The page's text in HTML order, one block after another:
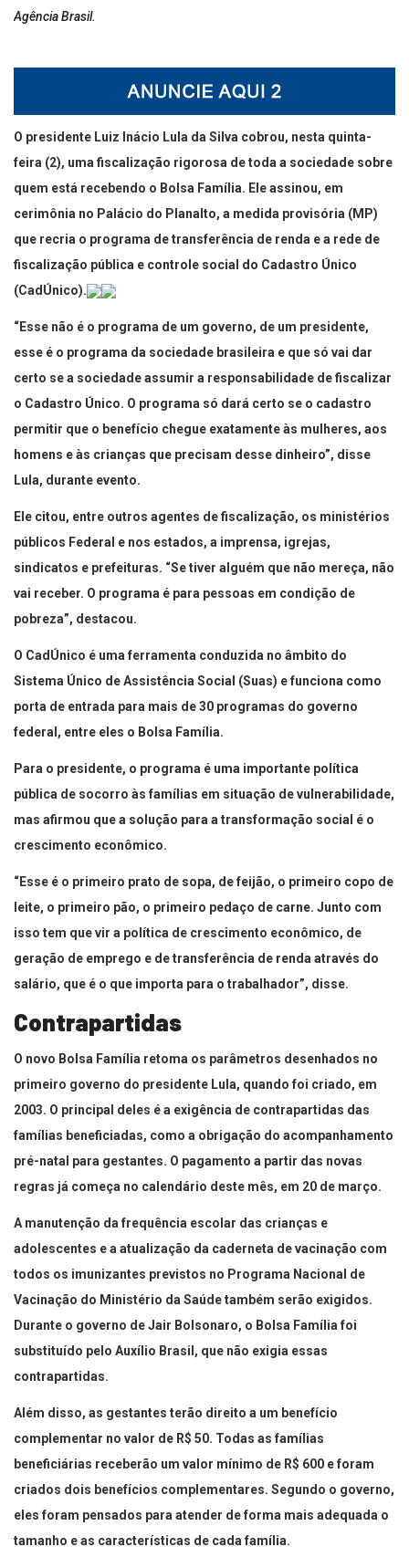
Agência Brasil.
O presidente Luiz Inácio Lula da Silva cobrou, nesta quinta-
feira (2), uma fiscalização rigorosa de toda a sociedade sobre
quem está recebendo o Bolsa Família. Ele assinou, em
cerimônia no Palácio do Planalto, a medida provisória (MP)
que recria o programa de transferência de renda e a rede de
fiscalização pública e controle social do Cadastro Único
(CadÚnico).
“Esse não é o programa de um governo, de um presidente,
esse é o programa da sociedade brasileira e que só vai dar
certo se a sociedade assumir a responsabilidade de fiscalizar
o Cadastro Único. O programa só dará certo se o cadastro
permitir que o benefício chegue exatamente às mulheres, aos
homens e às crianças que precisam desse dinheiro”, disse
Lula, durante evento.
Ele citou, entre outros agentes de fiscalização, os ministérios
públicos Federal e nos estados, a imprensa, igrejas,
sindicatos e prefeituras. “Se tiver alguém que não mereça, não
vai receber. O programa é para pessoas em condição de
pobreza”, destacou.
O CadÚnico é uma ferramenta conduzida no âmbito do
Sistema Único de Assistência Social (Suas) e funciona como
porta de entrada para mais de 30 programas do governo
federal, entre eles o Bolsa Família.
Para o presidente, o programa é uma importante política
pública de socorro às famílias em situação de vulnerabilidade,
mas afirmou que a solução para a transformação social é o
crescimento econômico.
“Esse é o primeiro prato de sopa, de feijão, o primeiro copo de
leite, o primeiro pão, o primeiro pedaço de carne. Junto com
isso tem que vir a política de crescimento econômico, de
geração de emprego e de transferência de renda através do
salário, que é o que importa para o trabalhador”, disse.
Contrapartidas
O novo Bolsa Família retoma os parâmetros desenhados no
primeiro governo do presidente Lula, quando foi criado, em
2003. O principal deles é a exigência de contrapartidas das
famílias beneficiadas, como a obrigação do acompanhamento
pré-natal para gestantes. O pagamento a partir das novas
regras já começa no calendário deste mês, em 20 de março.
A manutenção da frequência escolar das crianças e
adolescentes e a atualização da caderneta de vacinação com
todos os imunizantes previstos no Programa Nacional de
Vacinação do Ministério da Saúde também serão exigidos.
Durante o governo de Jair Bolsonaro, o Bolsa Família foi
substituído pelo Auxílio Brasil, que não exigia essas
contrapartidas.
Além disso, as gestantes terão direito a um benefício
complementar no valor de R$ 50. Todas as famílias
beneficiárias receberão um valor mínimo de R$ 600 e foram
criados dois benefícios complementares. Segundo o governo,
eles foram pensados para atender de forma mais adequada o
tamanho e as características de cada família.